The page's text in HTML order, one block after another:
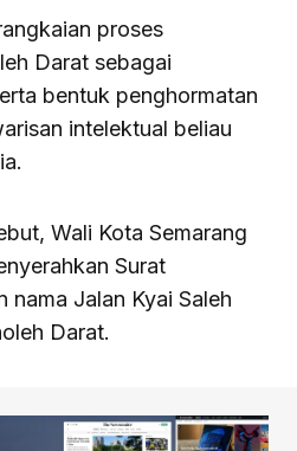
proses
Darat sebagai
bentuk penghormatan
intelektual beliau
Wali Kota Semarang
Surat
nama Jalan Kyai Saleh
Darat.